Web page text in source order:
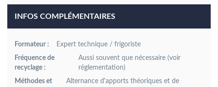
INFOS COMPLÉMENTAIRES
Formateur :
Expert technique / frigoriste
Fréquence de
recyclage :
Aussi souvent que nécessaire (voir
réglementation)
Méthodes et
Alternance d'apports théoriques et de